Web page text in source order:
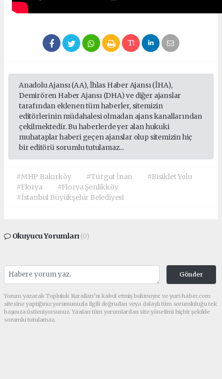
Anadolu Ajansı (AA), İhlas Haber Ajansı (İHA),
Demirören Haber Ajansı (DHA) ve diğer ajanslar
tarafından eklenen tüm haberler, sitemizin
editörlerinin müdahalesi olmadan ajans kanallarından
çekilmektedir. Bu haberlerde yer alan hukuki
muhataplar haberi geçen ajanslar olup sitemizin hiç
bir editörü sorumlu tutulamaz...
#MHP Bakırköy #Turgut İnan
#Bisiklet Yolu
#Florya
#Florya Şenlikköy
#İstanbul Büyükşehir Belediyesi
Okuyucu Yorumları(0)
Gönder
Yorum yazarak Topluluk Kuralları’nı kabul etmiş bulunuyor ve yurt-haber.com
sitesine yaptığınız yorumunuzla ilgili doğrudan veya dolaylı tüm sorumluluğu tek
başınıza üstleniyorsunuz. Yazılan tüm yorumlardan site yönetimi hiçbir şekilde
sorumlu tutulamaz.